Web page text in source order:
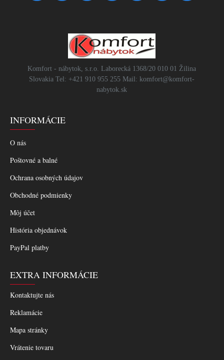
Komfort - nábytok, s.r.o. Laborecká 1368/20 010 01 Žilina
Slovakia Tel: +421 910 955 255 Mail: komfort@komfort-
nabytok.sk
INFORMÁCIE
O nás
Poštovné a balné
Ochrana osobných údajov
Obchodné podmienky
Môj účet
História objednávok
PayPal platby
EXTRA INFORMÁCIE
Kontaktujte nás
Reklamácie
Mapa stránky
Vrátenie tovaru